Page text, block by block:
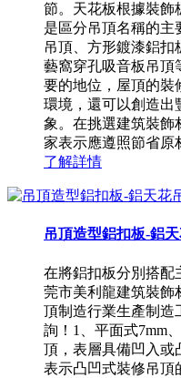
節。天花板根據裝飾
是區分吊頂名稱的主
吊頂、方形鍍漆鋁
藝窩穿孔吸音板吊頂
要的地位，屋頂的裝
環境，還可以創造出
象。在挑選建筑裝飾
家表示應遵照節省原
了解詳情
吊頂造型鋁扣板-鋁
在將鋁扣板分別搭配
莞市美利龍建筑裝飾
頂制造行業生產制造
詢！1、平面式7mm
頂，表層具備凹入或
表示凸凹式裝修吊頂